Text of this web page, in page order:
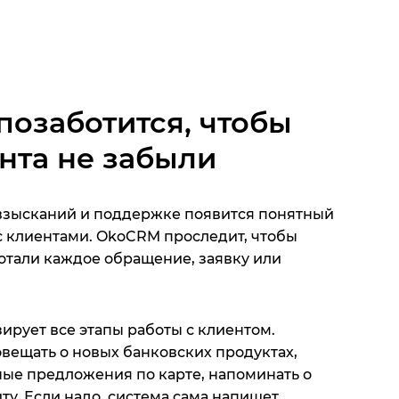
Сергей Уткин
Дизайн Figma
01.03.2021 в 17:52 32 000 ₽
чтобы
не забыли
и поддержке появится понятный
OkoCRM проследит, чтобы
каждое обращение, заявку или
все этапы работы с клиентом.
о новых банковских продуктах,
предложения по карте, напоминать о